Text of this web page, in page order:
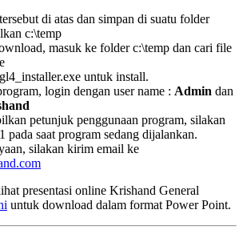
di atas dan simpan di suatu folder
c:\temp
masuk ke folder c:\temp dan cari file
untuk install.
login dengan user name : Admin dan
petunjuk penggunaan program, silakan
pada saat program sedang dijalankan.
silakan kirim email ke
presentasi online Krishand General
untuk download dalam format Power Point.